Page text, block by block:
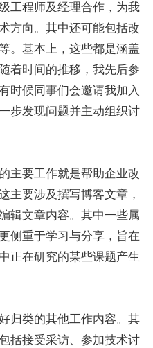
工程师及经理合作，为我
方向。其中还可能包括改
。基本上，这些都是涵盖
着时间的推移，我先后参
时候同事们会邀请我加入
步发现问题并主动组织讨
主要工作就是帮助企业改
主要涉及撰写博客文章，
辑文章内容。其中一些属
侧重于学习与分享，旨在
正在研究的某些课题产生
归类的其他工作内容。其
括接受采访、参加技术讨